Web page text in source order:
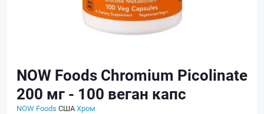
NOW Foods Chromium Picolinate
200 мг - 100 веган капс
NOW Foods СШАХром